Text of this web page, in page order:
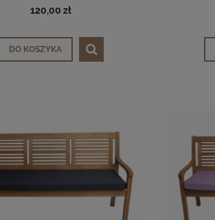
120,00 zł
DO KOSZYKA